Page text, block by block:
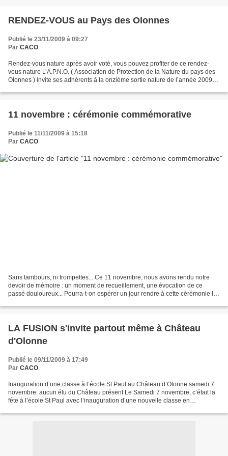
RENDEZ-VOUS au Pays des Olonnes
Publié le 23/11/2009 à 09:27
Par CACO
Rendez-vous nature après avoir voté, vous pouvez profiter de ce rendez-
vous nature L’A.P.N.O. ( Association de Protection de la Nature du pays des
Olonnes ) invite ses adhérents à la onzième sortie nature de l’année 2009
11 novembre : cérémonie commémorative
Publié le 11/11/2009 à 15:18
Par CACO
Sans tambours, ni trompettes... Ce 11 novembre, nous avons rendu notre
devoir de mémoire : un moment de recueillement, une évocation de ce
passé douloureux... Pourra-t-on espérer un jour rendre à cette cérémonie la
LA FUSION s'invite partout même à Château
d'Olonne
Publié le 09/11/2009 à 17:49
Par CACO
Inauguration d’une classe à l’école St Paul au Château d’Olonne samedi 7
novembre: aucun élu du Château présent Le Samedi 7 novembre, c’était la
fête à l’école St Paul avec l’inauguration d’une nouvelle classe en